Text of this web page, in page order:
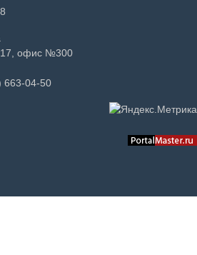
офис №300
663-04-50